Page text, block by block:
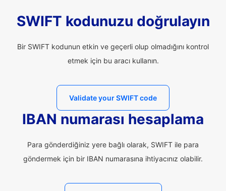
SWIFT kodunuzu doğrulayın
Bir SWIFT kodunun etkin ve geçerli olup olmadığını kontrol
etmek için bu aracı kullanın.
Validate your SWIFT code
IBAN numarası hesaplama
Para gönderdiğiniz yere bağlı olarak, SWIFT ile para
göndermek için bir IBAN numarasına ihtiyacınız olabilir.